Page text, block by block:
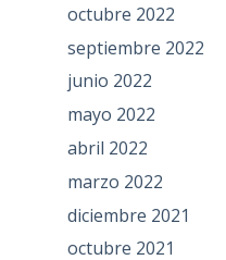
octubre 2022
septiembre 2022
junio 2022
mayo 2022
abril 2022
marzo 2022
diciembre 2021
octubre 2021